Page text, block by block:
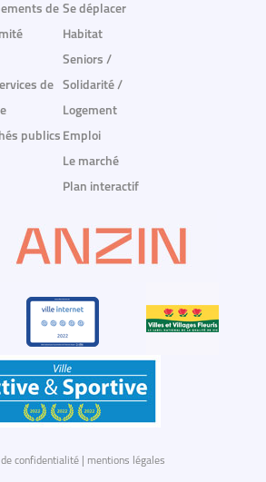
de
de
publics
Se déplacer
Habitat
Seniors /
Solidarité /
Logement
Emploi
Le marché
Plan interactif
confidentialité mentions légales